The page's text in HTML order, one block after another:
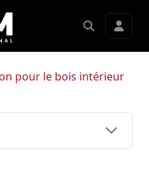
pour le bois intérieur